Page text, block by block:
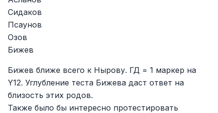
Сидаков
Псаунов
Озов
Бижев
Бижев ближе всего к Нырову. ГД = 1 маркер на
Y12. Углубление теста Бижева даст ответ на
близость этих родов.
Также было бы интересно протестировать